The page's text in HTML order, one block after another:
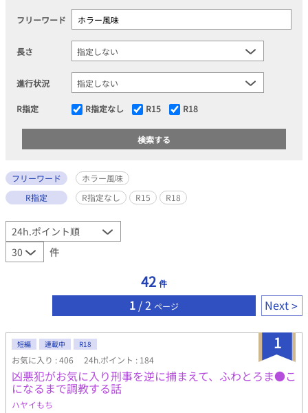
フリーワード
長さ
進行状況
R指定 R指定なし R15 R18
フリーワード
ホラー風味
R指定
R指定なし R15 R18
件
42 件
1 / 2 ページ Next
1
短編 連載中 R18
お気に入り : 406 24h.ポイント : 184
凶悪犯がお気に入り刑事を逆に捕まえて、ふわとろま●こ
になるまで調教する話
ハヤイもち